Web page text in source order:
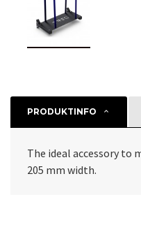
PRODUKTINFO
The ideal accessory to
205 mm width.